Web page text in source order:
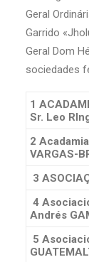
Geral
Garrido
Geral Dom
sociedades
1
Sr. Leo
2
VARGAS-
3
4
Andrés
5